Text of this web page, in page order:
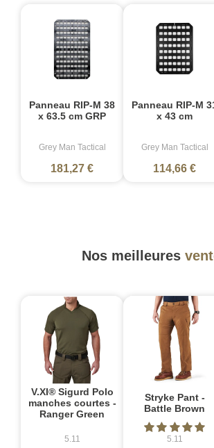
Panneau RIP-M 38
x 63.5 cm GRP
Grey Man Tactical
181,27 €
Panneau RIP-M
x 43 cm
Grey Man Tactical
114,66 €
Nos meilleures
V.XI® Sigurd Polo
manches courtes -
Ranger Green
5.11
Stryke Pant -
Battle Brown
5.11